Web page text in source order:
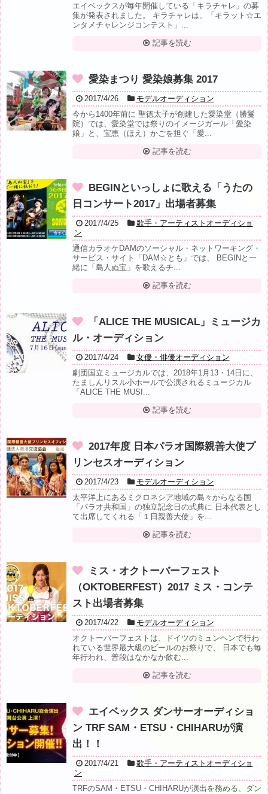
エイベックスが毎年開催している「キラチャレ」の募
集が発表されました。 キラチャレは、「キラット☆エ
ンタメチャレンジコンテスト」...
記事を読む
愛染まつり 愛染娘募集 2017
2017/4/26
モデルオーディション
今から1400年前に 聖徳太子が創建した愛染堂（勝鬘
院）では、愛染堂では祭りのイメージガール「愛染
娘」と、宝恵（ほえ）かごを担ぐ「愛...
記事を読む
BEGINといっしょに歌える「うたの
日コンサート2017」出場者募集
2017/4/25
歌手・アーティストオーディショ
ン
通信カラオケDAMのソーシャル・ネットワーキング・
サービス・サイト「DAM☆とも」では、 BEGINと一
緒に「島人ぬ宝」を歌えるチ...
記事を読む
「ALICE THE MUSICAL」ミュージカ
ル・オーディション
2017/4/24
女優・俳優オーディション
劇団国立ミュージカルでは、2018年1月13・14日に、
たましんリスル小ホールで公演されるミュージカル
「ALICE THE MUSI...
記事を読む
2017年度 日本パラオ国際親善大使プ
リンセスオーディション
2017/4/23
モデルオーディション
太平洋上にあるミクロネシア地域の島々からなる国
「パラオ共和国」の独立記念日の式典に 日本代表とし
て出席してくれる「１日親善大使」を...
記事を読む
ミス・オクトーバーフェスト
（OKTOBERFEST）2017 ミス・コンテ
スト出場者募集
2017/4/22
モデルオーディション
オクトーバーフェストは、ドイツのミュンヘンで行わ
れている世界最大級のビールのお祭りで、 日本でも毎
年行われ、普段はなかなか飲む...
記事を読む
エイベックス ダンサーオーディショ
ン TRF SAM・ETSU・CHIHARUが演
出！！
2017/4/21
歌手・アーティストオーディショ
ン
TRFのSAM・ETSU・CHIHARUが演出を務める、ダン